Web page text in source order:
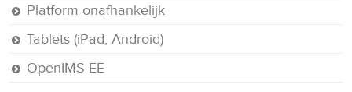
Platform onafhankelijk
Tablets (iPad, Android)
OpenIMS EE